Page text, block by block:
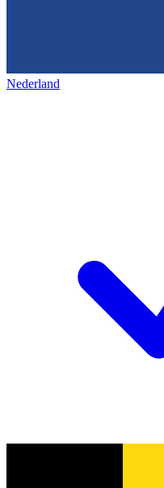
Nederland